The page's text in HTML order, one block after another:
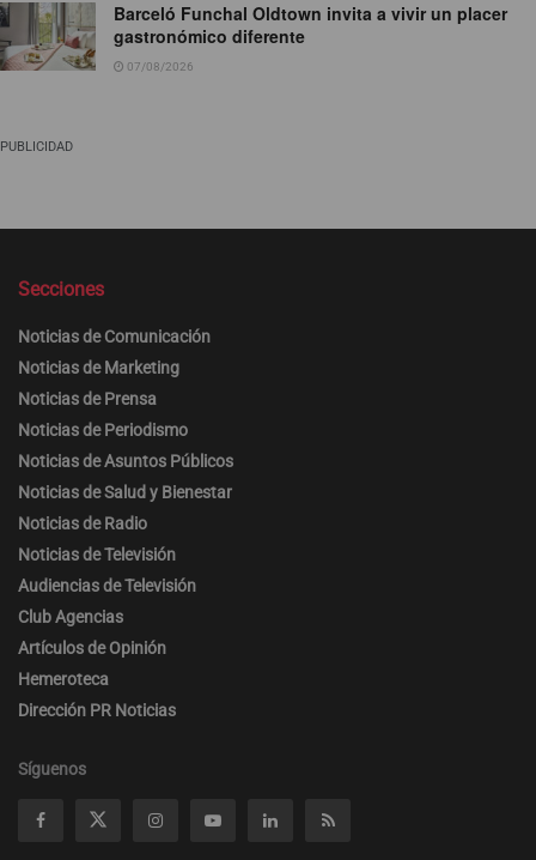
Barceló Funchal Oldtown invita a vivir un placer
gastronómico diferente
07/08/2026
PUBLICIDAD
Secciones
Noticias de Comunicación
Noticias de Marketing
Noticias de Prensa
Noticias de Periodismo
Noticias de Asuntos Públicos
Noticias de Salud y Bienestar
Noticias de Radio
Noticias de Televisión
Audiencias de Televisión
Club Agencias
Artículos de Opinión
Hemeroteca
Dirección PR Noticias
Síguenos